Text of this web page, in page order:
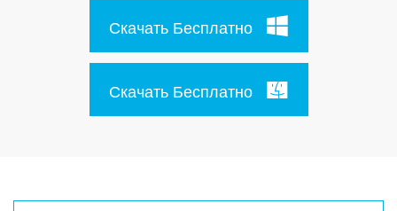
Информационный центр
Скачать Бесплатно
Скачать Бесплатно